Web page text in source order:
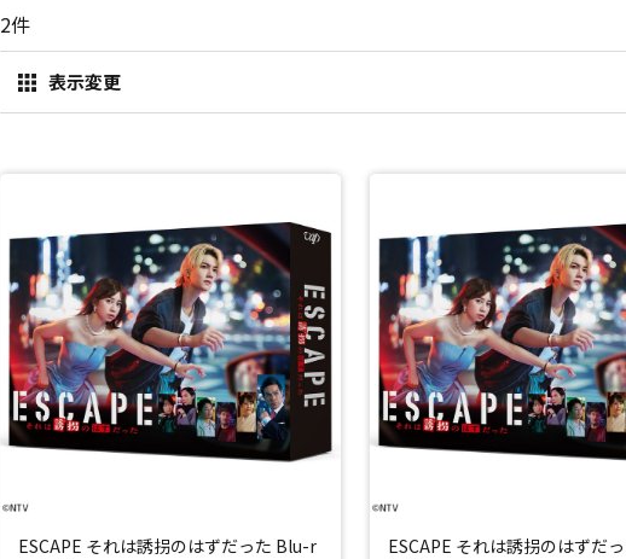
2件
表示変更
ESCAPE それは誘拐のはずだった Blu-r
ESCAPE それは誘拐のはずだ